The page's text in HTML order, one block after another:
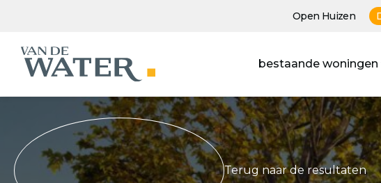
Open Huizen
bestaande woningen
Terug naar de resultaten